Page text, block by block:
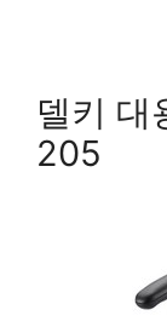
델키 대
205